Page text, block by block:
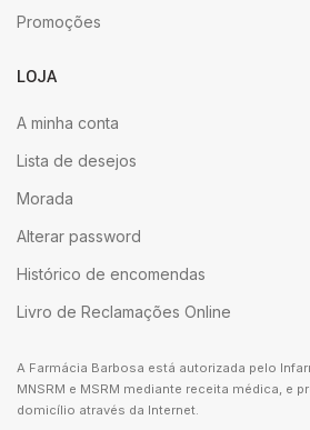
Promoções
LOJA
A minha conta
Lista de desejos
Morada
Alterar password
Histórico de encomendas
Livro de Reclamações Online
A Farmácia Barbosa está autorizada pelo
MNSRM e MSRM mediante receita médica, e
domicílio através da Internet.